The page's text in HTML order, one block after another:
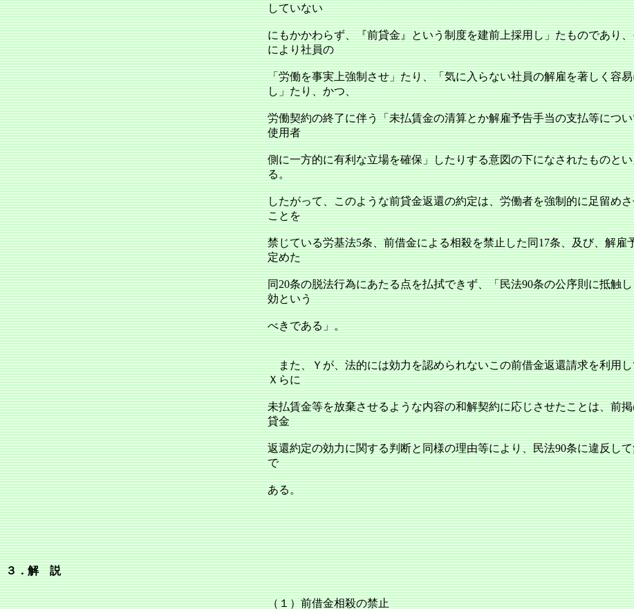
していない
にもかかわらず、『前貸金』という制度を建前上採用し」たものであり
により社員の
「労働を事実上強制させ」たり、「気に入らない社員の解雇を著しく容
し」たり、かつ、
労働契約の終了に伴う「未払賃金の清算とか解雇予告手当の支払等につ
使用者
側に一方的に有利な立場を確保」したりする意図の下になされたものと
る。
したがって、このような前貸金返還の約定は、労働者を強制的に足留め
ことを
禁じている労基法5条、前借金による相殺を禁止した同17条、及び、解雇
定めた
同20条の脱法行為にあたる点を払拭できず、「民法90条の公序則に抵触
効という
べきである」。
また、Ｙが、法的には効力を認められないこの前借金返還請求を利用
Ｘらに
未払賃金等を放棄させるような内容の和解契約に応じさせたことは、前
貸金
返還約定の効力に関する判断と同様の理由等により、民法90条に違反し
で
ある。
３．解 説
（１）前借金相殺の禁止